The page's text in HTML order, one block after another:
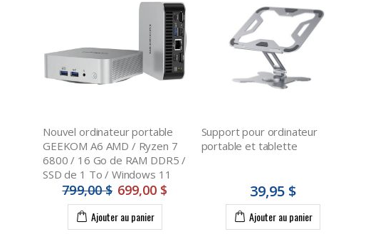
Nouvel ordinateur portable
GEEKOM A6 AMD / Ryzen 7
6800 / 16 Go de RAM DDR5 /
SSD de 1 To / Windows 11
799,00 $ 699,00 $
Ajouter au panier
Support pour ordinateur
portable et tablette
39,95 $
Ajouter au panier